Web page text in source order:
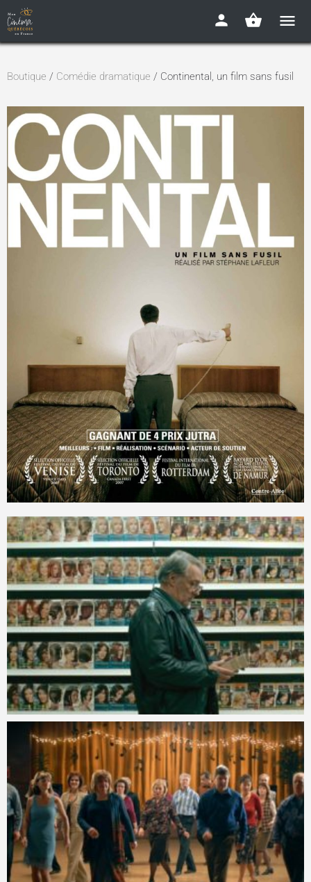
Boutique / Comédie dramatique / Continental, un film sans fusil